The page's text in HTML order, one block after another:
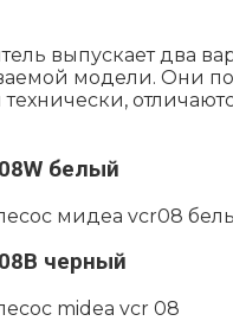
выпускает два
модели. Они
белый
черный